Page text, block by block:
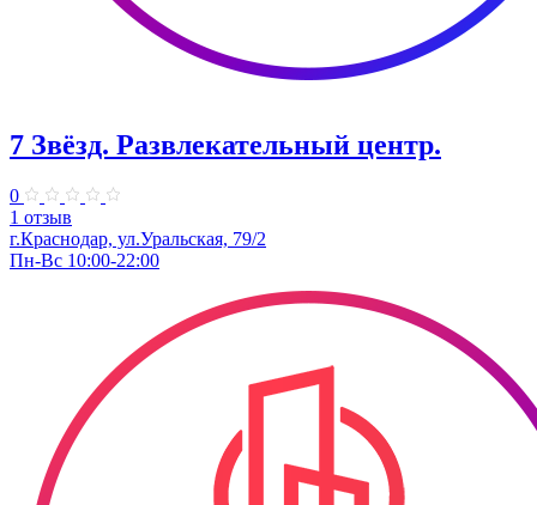
7 Звёзд. Развлекательный центр.
0
1 отзыв
г.Краснодар, ул.Уральская, 79/2
Пн-Вс 10:00-22:00